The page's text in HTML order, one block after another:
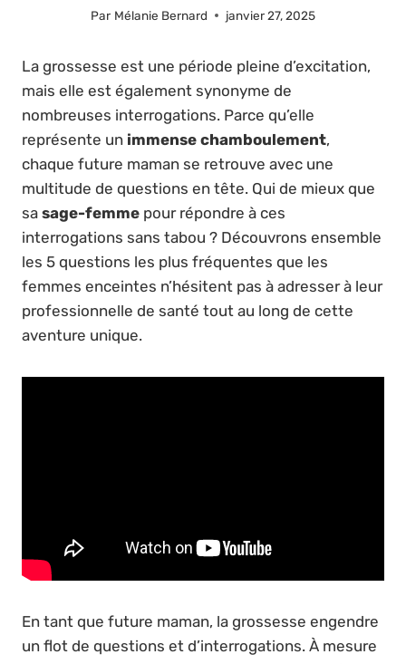
Par Mélanie Bernard janvier 27, 2025
La grossesse est une période pleine d’excitation,
mais elle est également synonyme de
nombreuses interrogations. Parce qu’elle
représente un immense chamboulement,
chaque future maman se retrouve avec une
multitude de questions en tête. Qui de mieux que
sa sage-femme pour répondre à ces
interrogations sans tabou ? Découvrons ensemble
les 5 questions les plus fréquentes que les
femmes enceintes n’hésitent pas à adresser à leur
professionnelle de santé tout au long de cette
aventure unique.
En tant que future maman, la grossesse engendre
un flot de questions et d’interrogations. À mesure